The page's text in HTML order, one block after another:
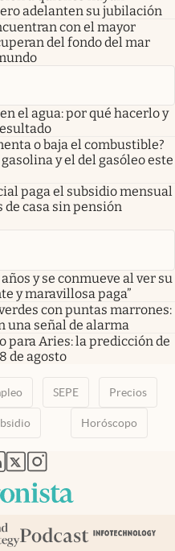
adelanten su jubilación
con el mayor
del fondo del mar
el agua: por qué hacerlo y
o baja el combustible?
y el del gasóleo este
paga el subsidio mensual
de casa sin pensión
y se conmueve al ver su
y maravillosa paga”
con puntas marrones:
una señal de alarma
para Aries: la predicción de
de agosto
SEPE Precios
Horóscopo
nueva pestaña
en nueva pestaña
abre en nueva pestaña
abre en nueva pestaña
abre en nueva pestaña